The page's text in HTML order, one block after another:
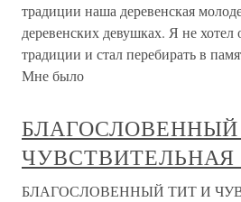
традиции наша деревенская
деревенских девушках. Я не хотел
традиции и стал перебирать в
Мне было
ЧУВСТВИТЕЛЬНАЯ
БЛАГОСЛОВЕННЫЙ ТИТ И